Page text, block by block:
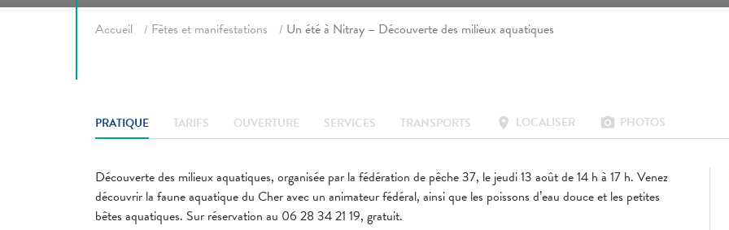
Accueil Fêtes et manifestations Un été à Nitray – Découverte des milieux aquatiques
PRATIQUE TARIFS OUVERTURE SERVICES TRANSPORTS location_on LOCALISER photo_camera PHOTOS
Découverte des milieux aquatiques, organisée par la fédération de pêche 37, le jeudi 13 août de 14 h à 17 h. Venez
découvrir la faune aquatique du Cher avec un animateur fédéral, ainsi que les poissons d’eau douce et les petites
bêtes aquatiques. Sur réservation au 06 28 34 21 19, gratuit.